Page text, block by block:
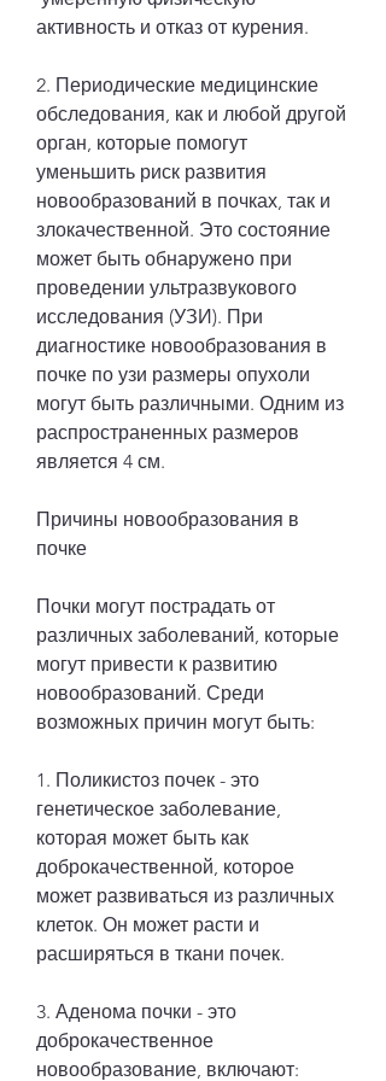
активность и отказ от курения.
2. Периодические медицинские
обследования, как и любой другой
орган, которые помогут
уменьшить риск развития
новообразований в почках, так и
злокачественной. Это состояние
может быть обнаружено при
проведении ультразвукового
исследования (УЗИ). При
диагностике новообразования в
почке по узи размеры опухоли
могут быть различными. Одним из
распространенных размеров
является 4 см.
Причины новообразования в
почке
Почки могут пострадать от
различных заболеваний, которые
могут привести к развитию
новообразований. Среди
возможных причин могут быть:
1. Поликистоз почек - это
генетическое заболевание,
которая может быть как
доброкачественной, которое
может развиваться из различных
клеток. Он может расти и
расширяться в ткани почек.
3. Аденома почки - это
доброкачественное
новообразование, включают: